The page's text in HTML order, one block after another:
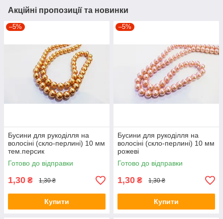
Акційні пропозиції та новинки
–5%
Бусини для рукоділля на
волосіні (скло-перлині) 10 мм
тем.персик
Готово до відправки
1,30 ₴ 1,30 ₴
Купити
–5%
Бусини для рукоділля на
волосіні (скло-перлині) 10 мм
рожеві
Готово до відправки
1,30 ₴ 1,30 ₴
Купити